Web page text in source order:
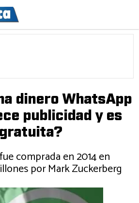
dinero WhatsApp
publicidad y es
gratuita?
comprada en 2014 en
por Mark Zuckerberg